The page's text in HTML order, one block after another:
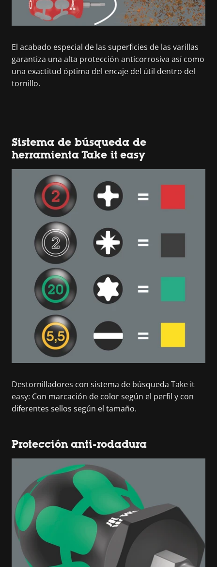
El acabado especial de las superficies de las varillas
garantiza una alta protección anticorrosiva así como
una exactitud óptima del encaje del útil dentro del
tornillo.
Sistema de búsqueda de
herramienta Take it easy
Destornilladores con sistema de búsqueda Take it
easy: Con marcación de color según el perfil y con
diferentes sellos según el tamaño.
Protección anti-rodadura